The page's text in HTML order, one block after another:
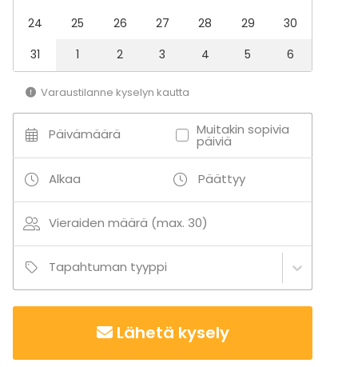
24
25 26 27 28 29
30
31
1 2 3 4 5 6
Varaustilanne kyselyn kautta
Päivämäärä Muitakin sopivia
päiviä
Alkaa Päättyy
Vieraiden määrä (max. 30)
Tapahtuman tyyppi
Lähetä kysely